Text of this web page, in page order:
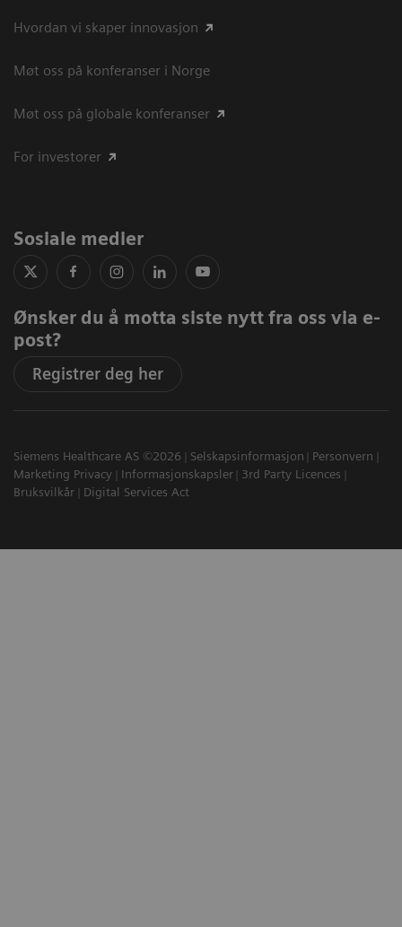
Hvordan vi skaper innovasjon
Møt oss på konferanser i Norge
Møt oss på globale konferanser
For investorer
Sosiale medier
Ønsker du å motta siste nytt fra oss via e-
post?
Registrer deg her
Siemens Healthcare AS ©2026 Selskapsinformasjon
Personvern
Marketing Privacy
Informasjonskapsler
3rd Party Licences
Bruksvilkår
Digital Services Act